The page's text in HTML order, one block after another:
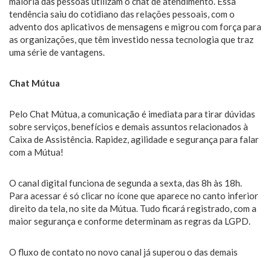
tendência saiu do cotidiano das relações pessoais, com o
advento dos aplicativos de mensagens e migrou com força para
as organizações, que têm investido nessa tecnologia que traz
uma série de vantagens.
Chat Mútua
Pelo Chat Mútua, a comunicação é imediata para tirar dúvidas
sobre serviços, benefícios e demais assuntos relacionados à
Caixa de Assistência. Rapidez, agilidade e segurança para falar
com a Mútua!
O canal digital funciona de segunda a sexta, das 8h às 18h.
Para acessar é só clicar no ícone que aparece no canto inferior
direito da tela, no site da Mútua. Tudo ficará registrado, com a
maior segurança e conforme determinam as regras da LGPD.
O fluxo de contato no novo canal já superou o das demais